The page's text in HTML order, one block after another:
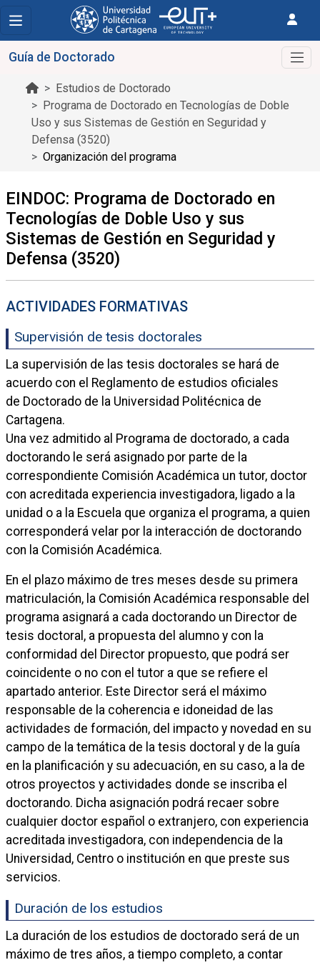
Estudios de Doctorado
Programa de Doctorado en Tecnologías de Doble
Uso y sus Sistemas de Gestión en Seguridad y
Defensa (3520)
Organización del programa
Guía de Doctorado
EINDOC: Programa de Doctorado en
Tecnologías de Doble Uso y sus
Sistemas de Gestión en Seguridad y
Defensa (3520)
ACTIVIDADES FORMATIVAS
Supervisión de tesis doctorales
La supervisión de las tesis doctorales se hará de
acuerdo con el Reglamento de estudios oficiales
de Doctorado de la Universidad Politécnica de
Cartagena.
Una vez admitido al Programa de doctorado, a cada
doctorando le será asignado por parte de la
correspondiente Comisión Académica un tutor, doctor
con acreditada experiencia investigadora, ligado a la
unidad o a la Escuela que organiza el programa, a quien
corresponderá velar por la interacción de doctorando
con la Comisión Académica.
En el plazo máximo de tres meses desde su primera
matriculación, la Comisión Académica responsable del
programa asignará a cada doctorando un Director de
tesis doctoral, a propuesta del alumno y con la
conformidad del Director propuesto, que podrá ser
coincidente o no con el tutor a que se refiere el
apartado anterior. Este Director será el máximo
responsable de la coherencia e idoneidad de las
actividades de formación, del impacto y novedad en su
campo de la temática de la tesis doctoral y de la guía
en la planificación y su adecuación, en su caso, a la de
otros proyectos y actividades donde se inscriba el
doctorando. Dicha asignación podrá recaer sobre
cualquier doctor español o extranjero, con experiencia
acreditada investigadora, con independencia de la
Universidad, Centro o institución en que preste sus
servicios.
Duración de los estudios
La duración de los estudios de doctorado será de un
máximo de tres años, a tiempo completo, a contar